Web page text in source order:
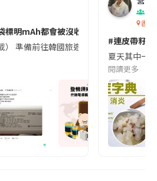
標明mAh都會被沒收😱出發前切記檢查
） 準備前往韓國旅遊的民眾，近期要
香港
#連皮帶籽
夏天其中一
閱讀更多